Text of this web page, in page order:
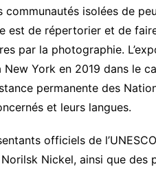
communautés isolées de
est de répertorier et de
par la photographie.
New York en 2019 dans le
permanente des
et leurs langues.
officiels de
Norilsk Nickel, ainsi que